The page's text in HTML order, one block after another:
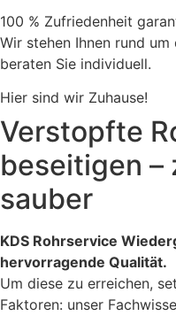
100 % Zufriedenheit
Wir stehen Ihnen rund
beraten Sie individuell.
Hier sind wir Zuhause!
Verstopfte
beseitigen –
sauber
KDS Rohrservice
hervorragende Qualität.
Um diese zu erreichen,
Faktoren: unser